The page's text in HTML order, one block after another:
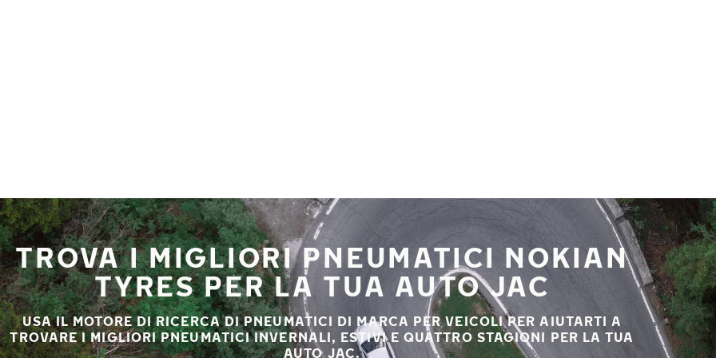
TROVA I MIGLIORI PNEUMATICI NOKIAN
TYRES PER LA TUA AUTO JAC
USA IL MOTORE DI RICERCA DI PNEUMATICI DI MARCA PER VEICOLI PER AIUTARTI A
TROVARE I MIGLIORI PNEUMATICI INVERNALI, ESTIVI E QUATTRO STAGIONI PER LA TUA
AUTO JAC.